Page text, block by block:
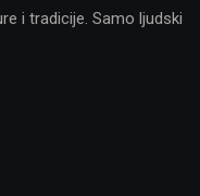
i tradicije. Samo ljudski